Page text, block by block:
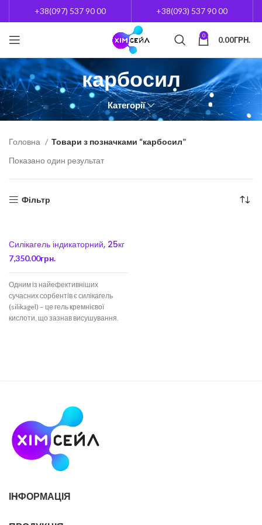
+38(097) 537 90 00 +38(093) 537 90 00
0 0.00ГРН.
карбосил
Категорії
Головна
Товари з позначками “карбосил”
Показано один результат
Фільтр
Силікагель індикаторний, 25кг
7,350.00грн.
Одним із найефективніших
сучасних сорбентів є силікагель
(silikagel) – це гель кремнієвої
кислоти, що зазнав висушування.
ІНФОРМАЦІЯ